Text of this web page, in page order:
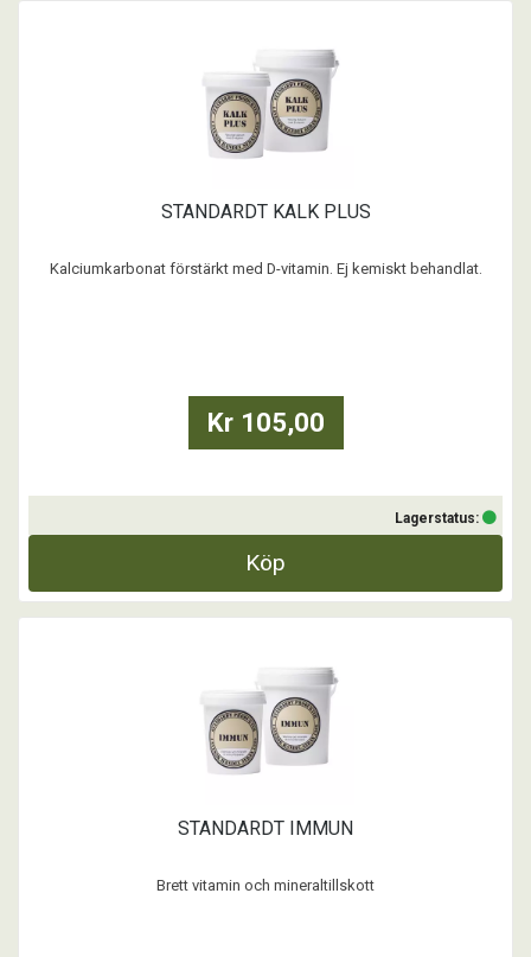
STANDARDT KALK PLUS
Kalciumkarbonat förstärkt med D-vitamin. Ej kemiskt behandlat.
Kr 105,00
Lagerstatus:
Köp
STANDARDT IMMUN
Brett vitamin och mineraltillskott